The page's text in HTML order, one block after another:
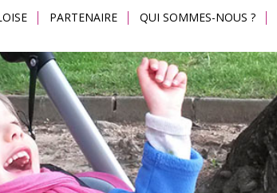
PARTENAIRE QUI SOMMES-NOUS ?